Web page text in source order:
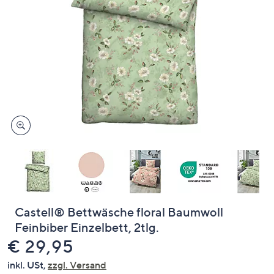
links
bzw.
diese
anzuzeigen.
Castell® Bettwäsche floral Baumwoll
Feinbiber Einzelbett, 2tlg.
Gelöscht
€ 29,95
inkl. USt, zzgl. Versand